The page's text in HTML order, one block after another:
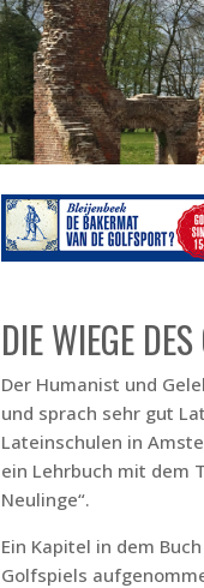
DIE WIEGE
Der Humanist und
und sprach sehr gut
Lateinschulen in
ein Lehrbuch mit dem
Neulinge“.
Ein Kapitel in dem
Golfspiels